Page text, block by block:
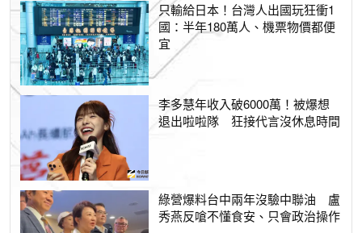
只輸給日本！台灣人出國玩狂衝1
國：半年180萬人、機票物價都便
宜
李多慧年收入破6000萬！被爆想
退出啦啦隊 狂接代言沒休息時間
綠營爆料台中兩年沒驗中聯油 盧
秀燕反嗆不懂食安、只會政治操作